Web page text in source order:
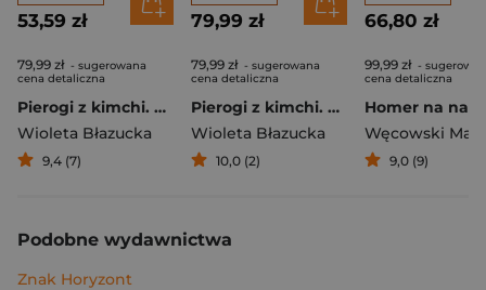
53,59 zł
79,99 zł - sugerowana
cena detaliczna
Pierogi z kimchi. Moje ulubione azjatyckie przepisy
Wioleta Błazucka
9,4 (7)
79,99 zł
79,99 zł - sugerowana
cena detaliczna
Pierogi z kimchi. Moje ulubione azjatyckie przepisy - książka z autografem
Wioleta Błazucka
10,0 (2)
66,80 zł
99,99 zł -
cena detaliczna
Węcowski
9,0 (9)
Podobne wydawnictwa
Znak Horyzont